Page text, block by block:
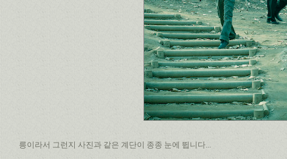
릉이라서 그런지 사진과 같은 계단이 종종 눈에 뜁니다...